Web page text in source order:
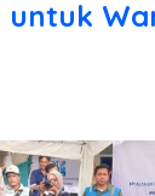
untuk